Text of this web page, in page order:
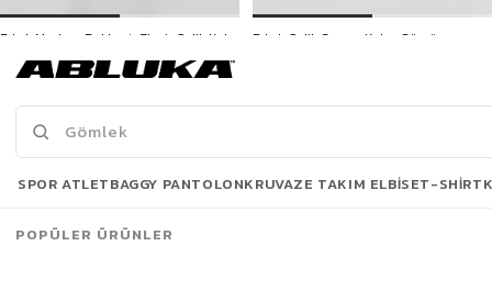
299,90 TL
Erkek Çelik Sarma Kolye Gümüş
Son Bakılanlar
SPOR ATLETBAGGY PANTOLONKRUVAZE TAKIM ELBISET-SHIRT
POPÜLER ÜRÜNLER